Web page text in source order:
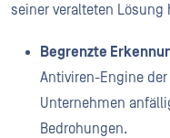
seiner veralteten Lösung
Begrenzte
Antiviren-Engine
Unternehmen
Bedrohungen.